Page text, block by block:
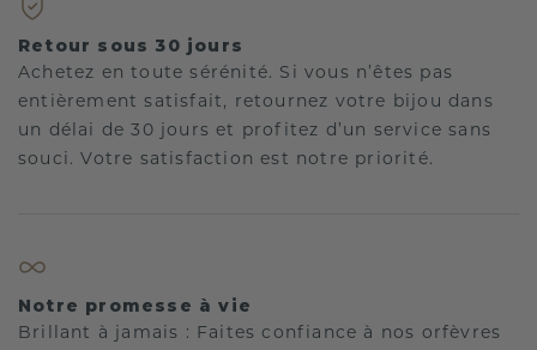
Retour sous 30 jours
Achetez en toute sérénité. Si vous n’êtes pas
entièrement satisfait, retournez votre bijou dans
un délai de 30 jours et profitez d’un service sans
souci. Votre satisfaction est notre priorité.
Notre promesse à vie
Brillant à jamais : Faites confiance à nos orfèvres